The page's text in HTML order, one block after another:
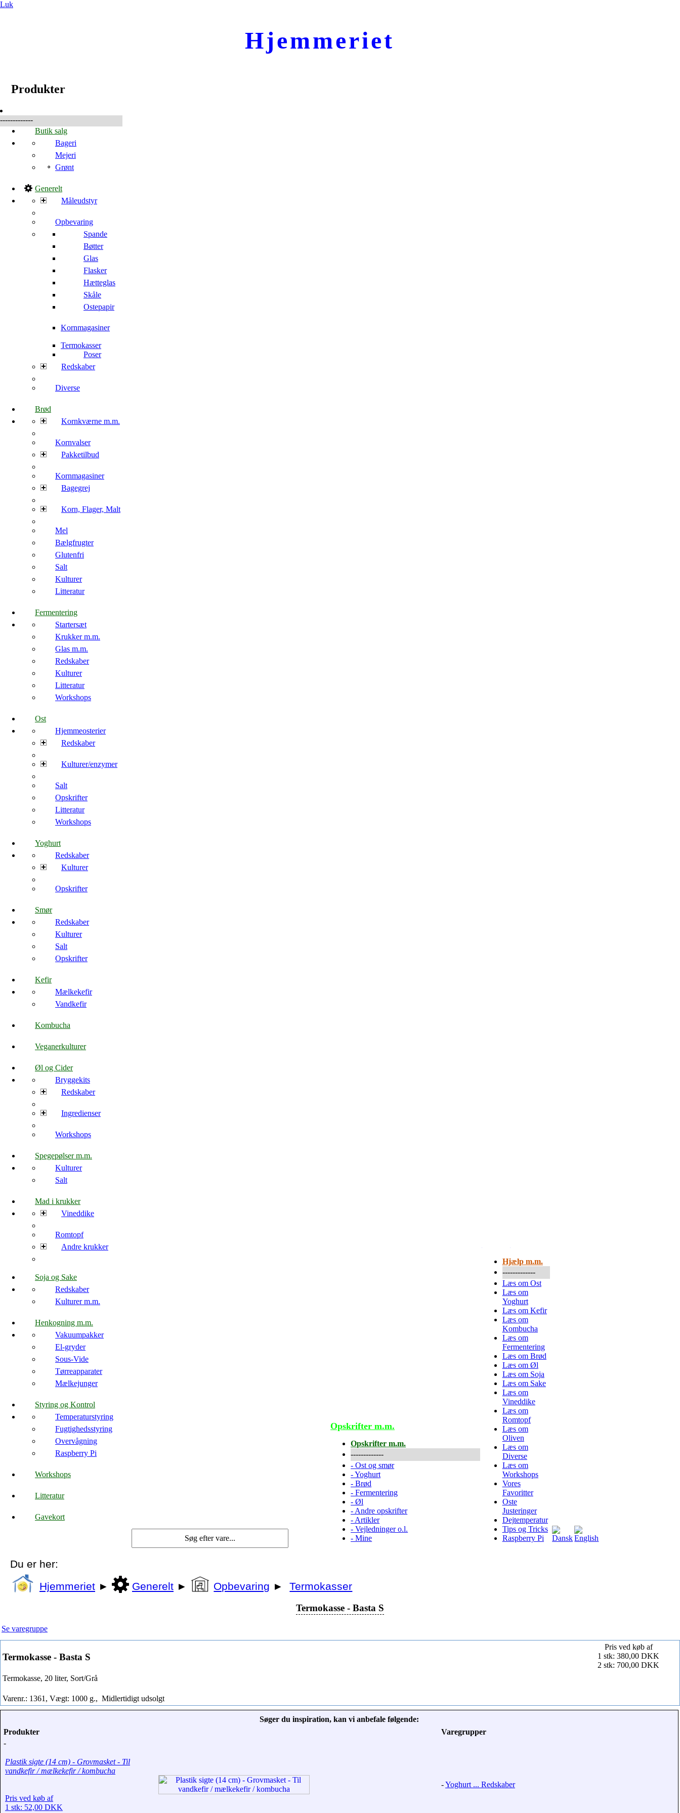
Luk
Hjemmeriet
Produkter
-------------
Butik salg
Bageri
Mejeri
Grønt
Generelt
Måleudstyr
Opbevaring
Spande
Bøtter
Glas
Flasker
Hætteglas
Skåle
Ostepapir
Kornmagasiner
Termokasser
Poser
Redskaber
Diverse
Brød
Kornkværne m.m.
Kornvalser
Pakketilbud
Kornmagasiner
Bagegrej
Korn, Flager, Malt
Mel
Bælgfrugter
Glutenfri
Salt
Kulturer
Litteratur
Fermentering
Startersæt
Krukker m.m.
Glas m.m.
Redskaber
Kulturer
Litteratur
Workshops
Ost
Hjemmeosterier
Redskaber
Kulturer/enzymer
Salt
Opskrifter
Litteratur
Workshops
Yoghurt
Redskaber
Kulturer
Opskrifter
Smør
Redskaber
Kulturer
Salt
Opskrifter
Kefir
Mælkekefir
Vandkefir
Kombucha
Veganerkulturer
Øl og Cider
Bryggekits
Redskaber
Ingredienser
Workshops
Spegepølser m.m.
Kulturer
Salt
Mad i krukker
Vineddike
Romtopf
Andre krukker
Soja og Sake
Redskaber
Kulturer m.m.
Henkogning m.m.
Vakuumpakker
El-gryder
Sous-Vide
Tørreapparater
Mælkejunger
Styring og Kontrol
Temperaturstyring
Fugtighedsstyring
Overvågning
Raspberry Pi
Workshops
Litteratur
Gavekort
Opskrifter m.m.
Opskrifter m.m.
-------------
-Ost og smør
-Yoghurt
-Brød
-Fermentering
-Øl
- Andre opskrifter
- Artikler
-Vejledninger o.l.
-Mine
Hjælp m.m.
-------------
Læs om Ost
Læs om
Yoghurt
Læs om Kefir
Læs om
Kombucha
Læs om
Fermentering
Læs om Brød
Læs om Øl
Læs om Soja
Læs om Sake
Læs om
Vineddike
Læs om
Romtopf
Læs om
Oliven
Læs om
Diverse
Læs om
Workshops
Vores
Favoritter
Oste
Justeringer
Dejtemperatur
Tips og Tricks
Raspberry Pi
Du er her:
Hjemmeriet ► Generelt ► Opbevaring ► Termokasser
Termokasse - Basta S
Se varegruppe
Termokasse - Basta S
Termokasse, 20 liter, Sort/Grå
Varenr.: 1361, Vægt: 1000 g., Midlertidigt udsolgt
Pris ved køb af
1 stk: 380,00 DKK
2 stk: 700,00 DKK
Søger du inspiration, kan vi anbefale følgende:
Produkter
Varegrupper
-
Plastik sigte (14 cm) - Grovmasket - Til
vandkefir / mælkekefir / kombucha
Pris ved køb af
1 stk: 52,00 DKK
-Yoghurt ... Redskaber